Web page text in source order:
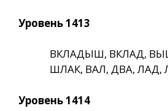
Уровень 1413
ВКЛАДЫШ, ВКЛАД,
ШЛАК, ВАЛ, ДВА, ЛАД,
Уровень 1414